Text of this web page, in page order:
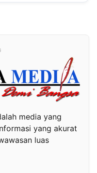
media yang
yang akurat
luas